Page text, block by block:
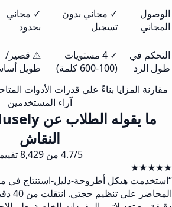
الوصول
المجاني
✓ مجاني بدون
تسجيل
✓ مجاني
بحدود
التحكم في
طول الرد
✓ 4 مستويات
(100-600 كلمة)
⚠ قصير/
طويل
مقارنة المزايا بناءً على قدرات الأدوات
آراء المستخدمين
النقاش
4.7/5 من 8,429 تقييماً
★★★★★
“استخدمت هيكل أطروحة-دليل-استنتاج في